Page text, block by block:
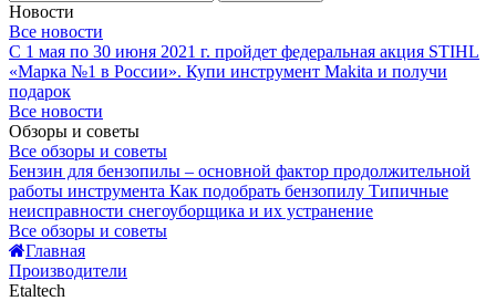
Новости
Все новости
С 1 мая по 30 июня 2021 г. пройдет федеральная акция STIHL
«Марка №1 в России». Купи инструмент Makita и получи
подарок
Все новости
Обзоры и советы
Все обзоры и советы
Бензин для бензопилы – основной фактор продолжительной
работы инструмента Как подобрать бензопилу Типичные
неисправности снегоуборщика и их устранение
Все обзоры и советы
Главная
Производители
Etaltech